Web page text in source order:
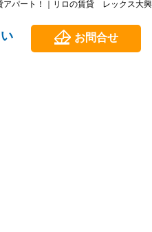
アパート！｜リロの賃貸 レックス大興
お問合せ